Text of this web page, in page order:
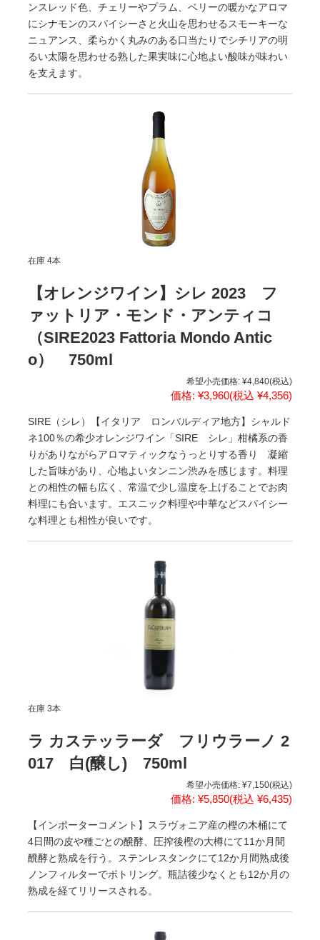
ンスレッド色、チェリーやプラム、ベリーの暖かなアロマ
にシナモンのスパイシーさと火山を思わせるスモーキーな
ニュアンス、柔らかく丸みのある口当たりでシチリアの明
るい太陽を思わせる熟した果実味に心地よい酸味が味わい
を支えます。
在庫 4本
【オレンジワイン】シレ 2023 フ
ァットリア・モンド・アンティコ
（SIRE2023 Fattoria Mondo Antic
o） 750ml
希望小売価格: ¥4,840(税込)
価格: ¥3,960(税込 ¥4,356)
SIRE（シレ）【イタリア ロンバルディア地方】シャルド
ネ100％の希少オレンジワイン「SIRE シレ」柑橘系の香
りがありながらアロマティックなうっとりする香り 凝縮
した旨味があり、心地よいタンニン渋みを感じます。料理
との相性の幅も広く、常温で少し温度を上げることでお肉
料理にも合います。エスニック料理や中華などスパイシー
な料理とも相性が良いです。
在庫 3本
ラ カステッラーダ フリウラーノ 2
017 白(醸し) 750ml
希望小売価格: ¥7,150(税込)
価格: ¥5,850(税込 ¥6,435)
【インポーターコメント】スラヴォニア産の樫の木桶にて
4日間の皮や種ごとの醗酵、圧搾後樫の大樽にて11か月間
醗酵と熟成を行う。ステンレスタンクにて12か月間熟成後
ノンフィルターでボトリング。瓶詰後少なくとも12か月の
熟成を経てリリースされる。